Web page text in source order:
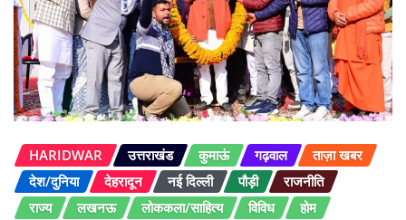
HARIDWAR उत्तराखंड कुमाऊं गढ़वाल
ताज़ा खबर
देश/दुनिया
देहरादून नई दिल्ली पौड़ी
राजनीति
राज्य
लखनऊ लोककला/साहित्य विविध होम